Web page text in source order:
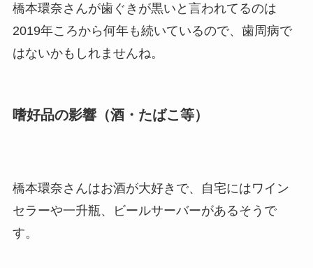
橋本環奈さんが歯ぐきが黒いと言われてるのは
2019年ころから何年も続いているので、歯周病で
はないかもしれませんね。
嗜好品の影響（酒・たばこ等）
橋本環奈さんはお酒が大好きで、自宅にはワイン
セラーや一升瓶、ビールサーバーがあるそうで
す。